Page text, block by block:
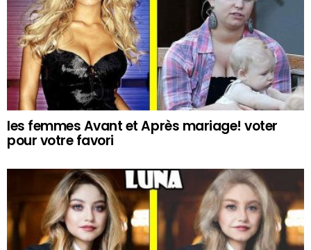
les femmes Avant et Après mariage! voter
pour votre favori